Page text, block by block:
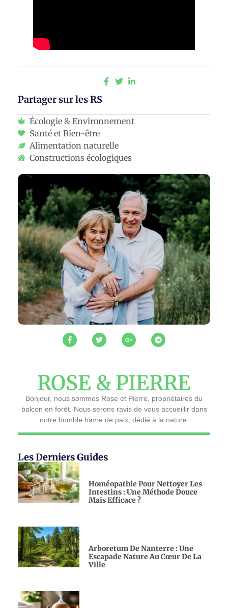
Partager sur les RS
Écologie & Environnement
Santé et Bien-être
Alimentation naturelle
Constructions écologiques
ROSE & PIERRE
Bonjour, nous sommes Rose et Pierre, propriétaires du
balcon en forêt. Nous serons ravis de vous accueillir dans
notre humble havre de paix, dédié à la nature.
Les Derniers Guides
Homéopathie Pour Nettoyer Les
Intestins : Une Méthode Douce
Mais Efficace ?
Arboretum De Nanterre : Une
Escapade Nature Au Cœur De La
Ville